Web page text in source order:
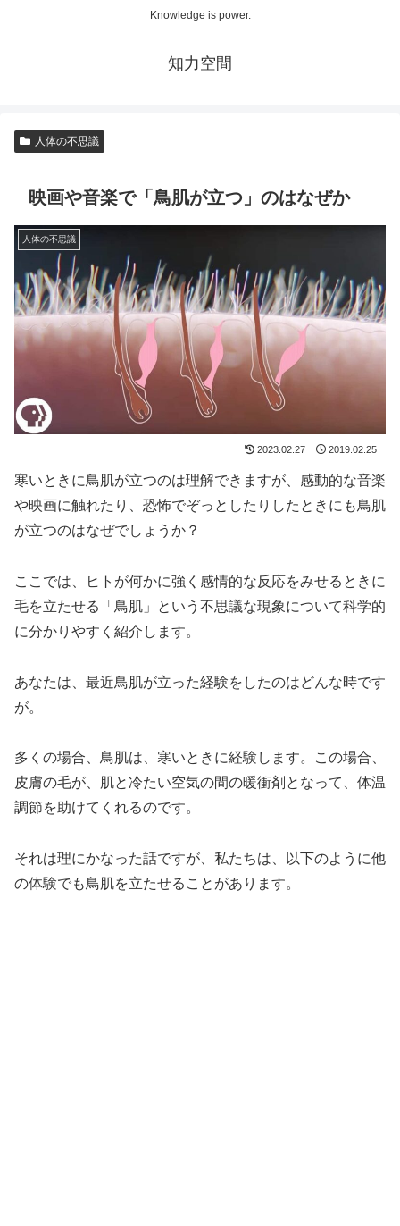
Knowledge is power.
知力空間
人体の不思議
映画や音楽で「鳥肌が立つ」のはなぜか
人体の不思議
2023.02.27 2019.02.25
寒いときに鳥肌が立つのは理解できますが、感動的な音楽
や映画に触れたり、恐怖でぞっとしたりしたときにも鳥肌
が立つのはなぜでしょうか？
ここでは、ヒトが何かに強く感情的な反応をみせるときに
毛を立たせる「鳥肌」という不思議な現象について科学的
に分かりやすく紹介します。
あなたは、最近鳥肌が立った経験をしたのはどんな時です
が。
多くの場合、鳥肌は、寒いときに経験します。この場合、
皮膚の毛が、肌と冷たい空気の間の暖衝剤となって、体温
調節を助けてくれるのです。
それは理にかなった話ですが、私たちは、以下のように他
の体験でも鳥肌を立たせることがあります。